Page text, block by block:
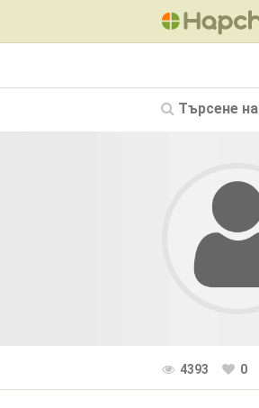
Търсене на
4393 0